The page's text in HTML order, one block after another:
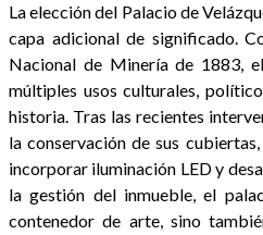
La elección del Palacio de
capa adicional de significado.
Nacional de Minería de 1883,
múltiples usos culturales,
historia. Tras las recientes
la conservación de sus
incorporar iluminación LED y
la gestión del inmueble, el
contenedor de arte, sino